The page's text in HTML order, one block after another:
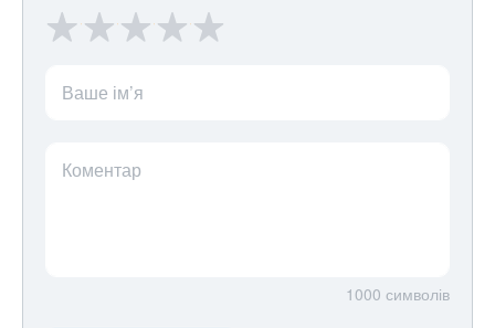
Ваше ім’я
Коментар
1000 символів